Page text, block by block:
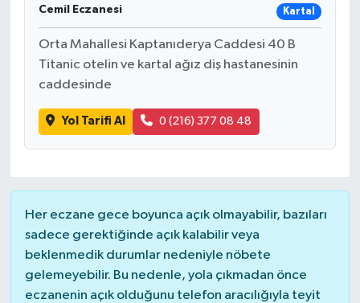
Cemil Eczanesi Kartal
Orta Mahallesi Kaptanıderya Caddesi 40 B
Titanic otelin ve kartal ağız diş hastanesinin
caddesinde
Yol Tarifi Al 0 (216) 377 08 48
Her eczane gece boyunca açık olmayabilir, bazıları
sadece gerektiğinde açık kalabilir veya
beklenmedik durumlar nedeniyle nöbete
gelemeyebilir. Bu nedenle, yola çıkmadan önce
eczanenin açık olduğunu telefon aracılığıyla teyit